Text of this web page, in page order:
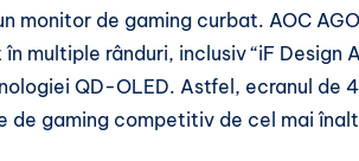
monitor de gaming curbat. AOC
multiple rânduri, inclusiv “iF Design
QD-OLED. Astfel, ecranul de
de gaming competitiv de cel mai